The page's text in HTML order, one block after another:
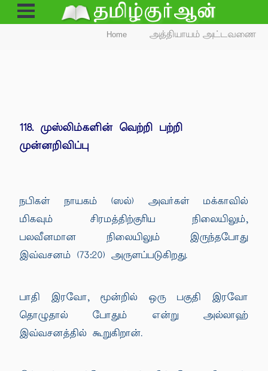
Open
Menu
Home அத்தியாயம் அட்டவணை
118. முஸ்லிம்களின் வெற்றி பற்றி
முன்னறிவிப்பு
நபிகள் நாயகம் (ஸல்) அவர்கள் மக்காவில்
மிகவும் சிரமத்திற்குரிய நிலையிலும்,
பலவீனமான நிலையிலும் இருந்தபோது
இவ்வசனம் (73:20) அருளப்படுகிறது.
பாதி இரவோ, மூன்றில் ஒரு பகுதி இரவோ
தொழுதால் போதும் என்று அல்லாஹ்
இவ்வசனத்தில் கூறுகிறான்.